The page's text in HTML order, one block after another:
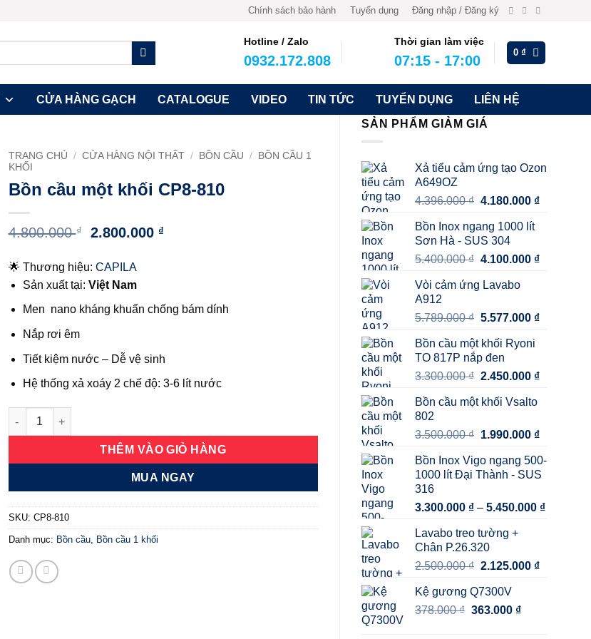
Chính sách bảo hành Tuyển dụng Đăng nhập / Đăng ký
Hotline / Zalo
0932.172.808
Thời gian làm việc
07:15 - 17:00 0₫
CỬA HÀNG GẠCH CATALOGUE VIDEO TIN TỨC TUYỂN DỤNG LIÊN HỆ
SẢN PHẨM GIẢM GIÁ
Xả tiểu cảm ứng tạo Ozon
A649OZ
4.396.000₫ Giá
là:
4.396.000 ₫.
4.180.000 ₫Giá
4.180.000
Bồn Inox ngang 1000 lít
Sơn Hà - SUS 304
5.400.000₫ Giá
là:
4.100.000 ₫Giá
4.100.000
Vòi cảm ứng Lavabo
A912
5.789.000₫ Giá
là:
5.789.000 ₫.
5.577.000 ₫Giá
5.577.000
Bồn cầu một khối Ryoni
TO 817P nắp đen
3.300.000₫ Giá
là:
2.450.000 ₫Giá
2.450.000
Bồn cầu một khối Vsalto
802
3.500.000₫ Giá
là:
3.500.000 ₫.
1.990.000 ₫Giá
tại
là:
Bồn Inox Vigo ngang 500-
1000 lít Đại Thành - SUS
316
3.300.000 ₫ – 5.450.000 ₫Khoảng
Lavabo treo tường +
Chân P.26.320
2.500.000₫ Giá
là:
2.500.000 ₫.
2.125.000 ₫Giá
Kệ gương Q7300V
378.000₫ Giá
363.000 ₫Giá
TRANG CHỦ / CỬA HÀNG NỘI THẤT / BỒN CẦU /
BỒN CẦU 1
KHỐI
Bồn cầu một khối CP8-810
4.800.000₫
Giá
là:
4.800.000 ₫.
2.800.000 ₫Giá
🌟 Thương hiệu: CAPILA
Sản xuất tại: Việt Nam
Men nano kháng khuẩn chống bám dính
Nắp rơi êm
Tiết kiệm nước – Dễ vệ sinh
Hệ thống xả xoáy 2 chế độ: 3-6 lít nước
Bồn cầu một khối CP8-810 số lượng
THÊM VÀO GIỎ HÀNG
MUA NGAY
SKU: CP8-810
Danh mục: Bồn cầu, Bồn cầu 1 khối